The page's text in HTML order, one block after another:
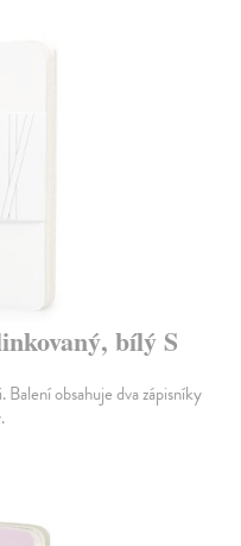
bílý S
obsahuje dva zápisníky